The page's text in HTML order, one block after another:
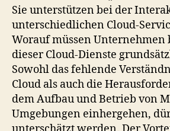
Sie unterstützen bei der
unterschiedlichen Cloud-
Worauf müssen Unternehmen
dieser Cloud-Dienste
Sowohl das fehlende
Cloud als auch die
dem Aufbau und Betrieb von
Umgebungen einhergehen,